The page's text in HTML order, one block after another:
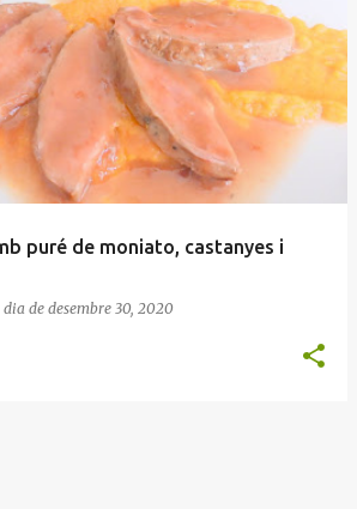
puré de moniato, castanyes i
dia de desembre 30, 2020